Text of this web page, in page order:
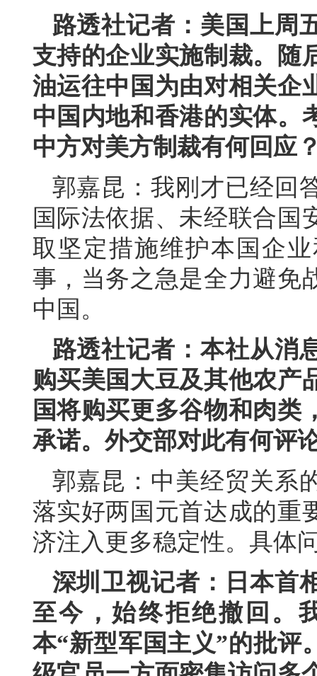
路透社记者：美国上周
支持的企业实施制裁。随
油运往中国为由对相关企
中国内地和香港的实体。
中方对美方制裁有何回应
郭嘉昆：我刚才已经回
国际法依据、未经联合国
取坚定措施维护本国企
事，当务之急是全力避免
中国。
路透社记者：本社从消
购买美国大豆及其他农产
国将购买更多谷物和肉类
承诺。外交部对此有何评
郭嘉昆：中美经贸关系
落实好两国元首达成的重
济注入更多稳定性。具体
深圳卫视记者：日本首
至今，始终拒绝撤回。
本“新型军国主义”的批评